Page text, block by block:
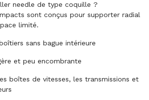
needle de type coquille ?
sont conçus pour supporter radial
limité.
sans bague intérieure
et peu encombrante
boîtes de vitesses, les transmissions et